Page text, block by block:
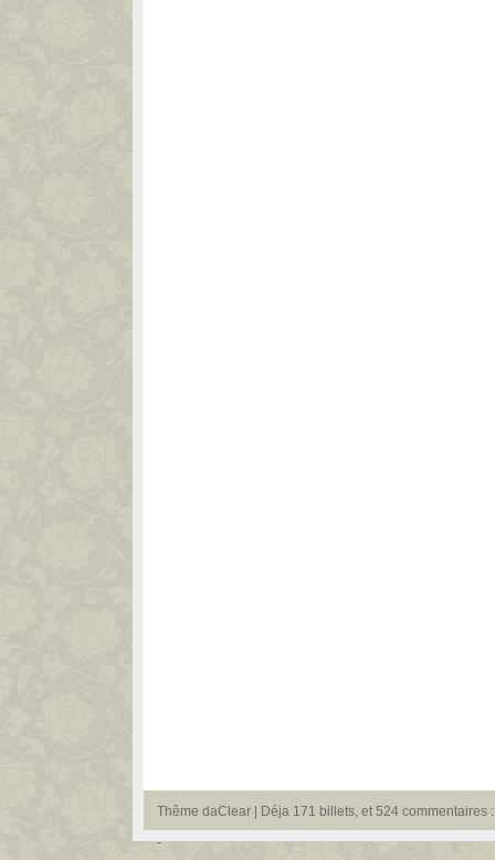
Thême daClear | Déja 171 billets, et 524 commentaires
-